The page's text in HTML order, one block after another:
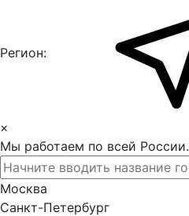
Регион:
×
Мы работаем по всей России.
Москва
Санкт-Петербург